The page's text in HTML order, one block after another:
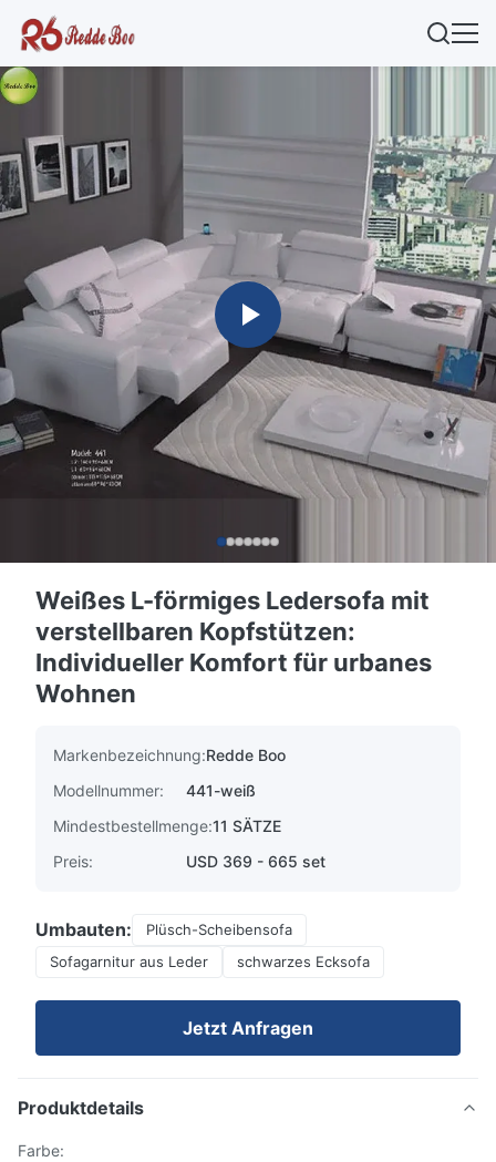
Weißes L-förmiges Ledersofa mit
verstellbaren Kopfstützen:
Individueller Komfort für urbanes
Wohnen
Markenbezeichnung:Redde Boo
Modellnummer:
441-weiß
Mindestbestellmenge:11 SÄTZE
Preis:
USD 369 - 665 set
Umbauten:
Plüsch-Scheibensofa
Sofagarnitur aus Leder
schwarzes Ecksofa
Jetzt Anfragen
Produktdetails
Farbe: